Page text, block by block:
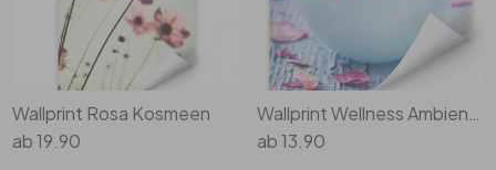
Wallprint Rosa Kosmeen
ab19.90
ab13.90